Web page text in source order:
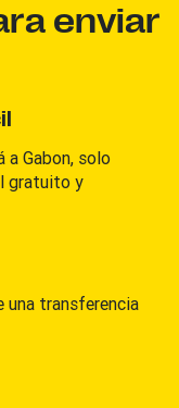
enviar
a Gabon, solo
gratuito y
una transferencia